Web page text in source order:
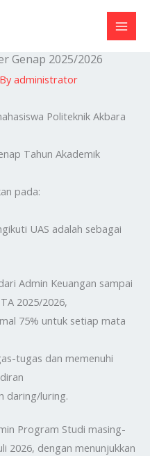
Genap 2025/2026
administrator
Politeknik Akbara
Tahun Akademik
pada:
UAS adalah sebagai
Admin Keuangan sampai
2025/2026,
75% untuk setiap mata
tugas dan memenuhi
daring/luring.
Program Studi masing-
2026, dengan menunjukkan